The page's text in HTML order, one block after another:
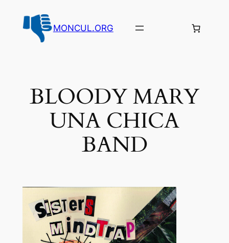
contenu
MONCUL.ORG
BLOODY MARY
UNA CHICA
BAND